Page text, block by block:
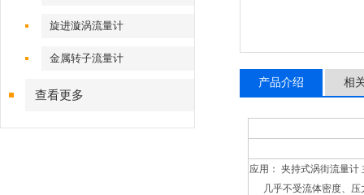
旋进漩涡流量计
金属转子流量计
查看更多
产品介绍 相
应用： 夹持式涡街流量计
几乎不受流体密度、